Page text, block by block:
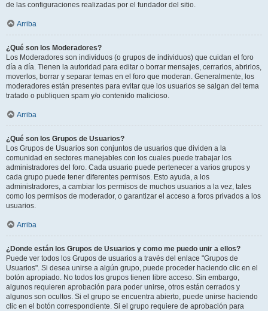
de las configuraciones realizadas por el fundador del sitio.
Arriba
¿Qué son los Moderadores?
Los Moderadores son individuos (o grupos de individuos) que cuidan el foro
día a día. Tienen la autoridad para editar o borrar mensajes, cerrarlos, abrirlos,
moverlos, borrar y separar temas en el foro que moderan. Generalmente, los
moderadores están presentes para evitar que los usuarios se salgan del tema
tratado o publiquen spam y/o contenido malicioso.
Arriba
¿Qué son los Grupos de Usuarios?
Los Grupos de Usuarios son conjuntos de usuarios que dividen a la
comunidad en sectores manejables con los cuales puede trabajar los
administradores del foro. Cada usuario puede pertenecer a varios grupos y
cada grupo puede tener diferentes permisos. Esto ayuda, a los
administradores, a cambiar los permisos de muchos usuarios a la vez, tales
como los permisos de moderador, o garantizar el acceso a foros privados a los
usuarios.
Arriba
¿Donde están los Grupos de Usuarios y como me puedo unir a ellos?
Puede ver todos los Grupos de usuarios a través del enlace "Grupos de
Usuarios". Si desea unirse a algún grupo, puede proceder haciendo clic en el
botón apropiado. No todos los grupos tienen libre acceso. Sin embargo,
algunos requieren aprobación para poder unirse, otros están cerrados y
algunos son ocultos. Si el grupo se encuentra abierto, puede unirse haciendo
clic en el botón correspondiente. Si el grupo requiere de aprobación para